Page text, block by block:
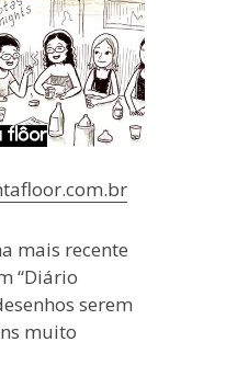
mais recente
“Diário
serem
muito